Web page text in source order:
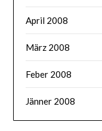
April 2008
März 2008
Feber 2008
Jänner 2008